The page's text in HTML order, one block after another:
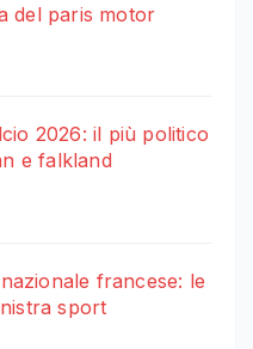
del paris motor
2026: il più politico
e falkland
francese: le
sport